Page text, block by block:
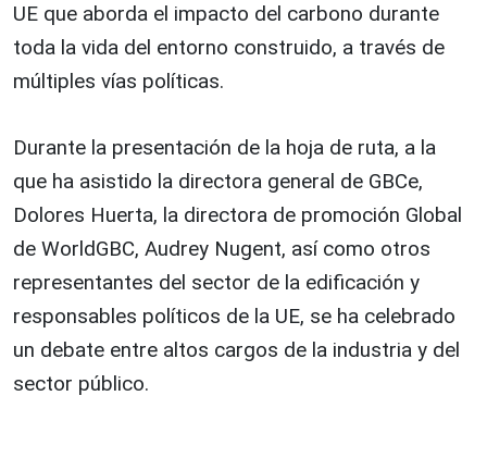
UE que aborda el impacto del carbono durante
toda la vida del entorno construido, a través de
múltiples vías políticas.
Durante la presentación de la hoja de ruta, a la
que ha asistido la directora general de GBCe,
Dolores Huerta, la directora de promoción Global
de WorldGBC, Audrey Nugent, así como otros
representantes del sector de la edificación y
responsables políticos de la UE, se ha celebrado
un debate entre altos cargos de la industria y del
sector público.